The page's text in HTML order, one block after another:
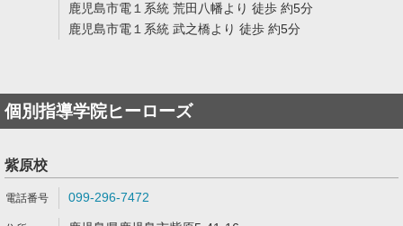
鹿児島市電１系統 荒田八幡より 徒歩 約5分
鹿児島市電１系統 武之橋より 徒歩 約5分
個別指導学院ヒーローズ
紫原校
099-296-7472